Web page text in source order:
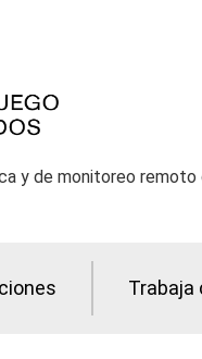
y de monitoreo
Trabaja